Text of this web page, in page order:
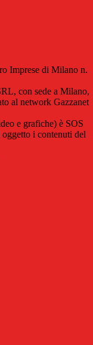
Imprese di Milano n.
con sede a Milano,
al network Gazzanet
e grafiche) è SOS
i contenuti del